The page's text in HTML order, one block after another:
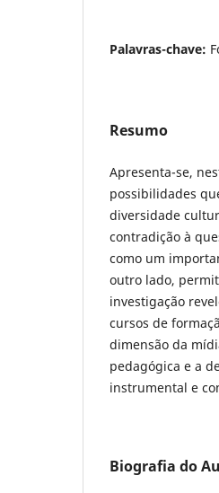
Palavras-chave:
Resumo
Apresenta-se,
possibilidades
diversidade
contradição à
como um
outro lado,
investigação
cursos de
dimensão da
pedagógica e a
instrumental e
Biografia do